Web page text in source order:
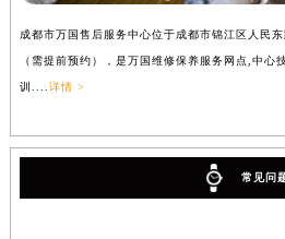
成都市万国售后服务中心位于成都市锦江区人民
（需提前预约），是万国维修保养服务网点,中心
训.... 详情 >
常见问